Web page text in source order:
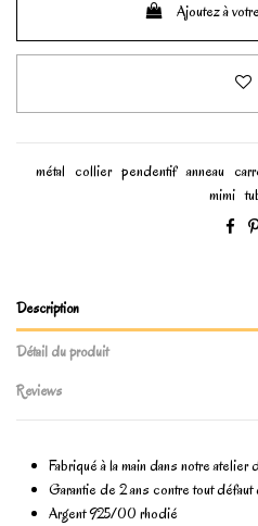
Ajoutez à
métal collier pendentif anneau
mimi
Description
Détail du produit
Reviews
Fabriqué à la main dans notre
Garantie de 2 ans contre tout défaut
Argent 925/00 rhodié